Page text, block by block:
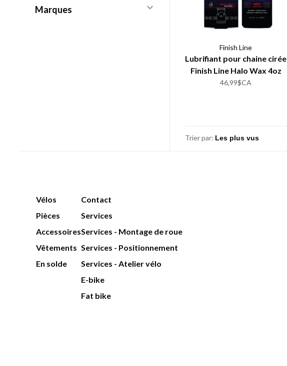
Marques
Finish Line
Lubrifiant pour chaine cirée
Finish Line Halo Wax 4oz
46,99$CA
Trier par:
Vélos
Pièces
Accessoires
Vêtements
En solde
Contact
Services
Services - Montage de roue
Services - Positionnement
Services - Atelier vélo
E-bike
Fat bike